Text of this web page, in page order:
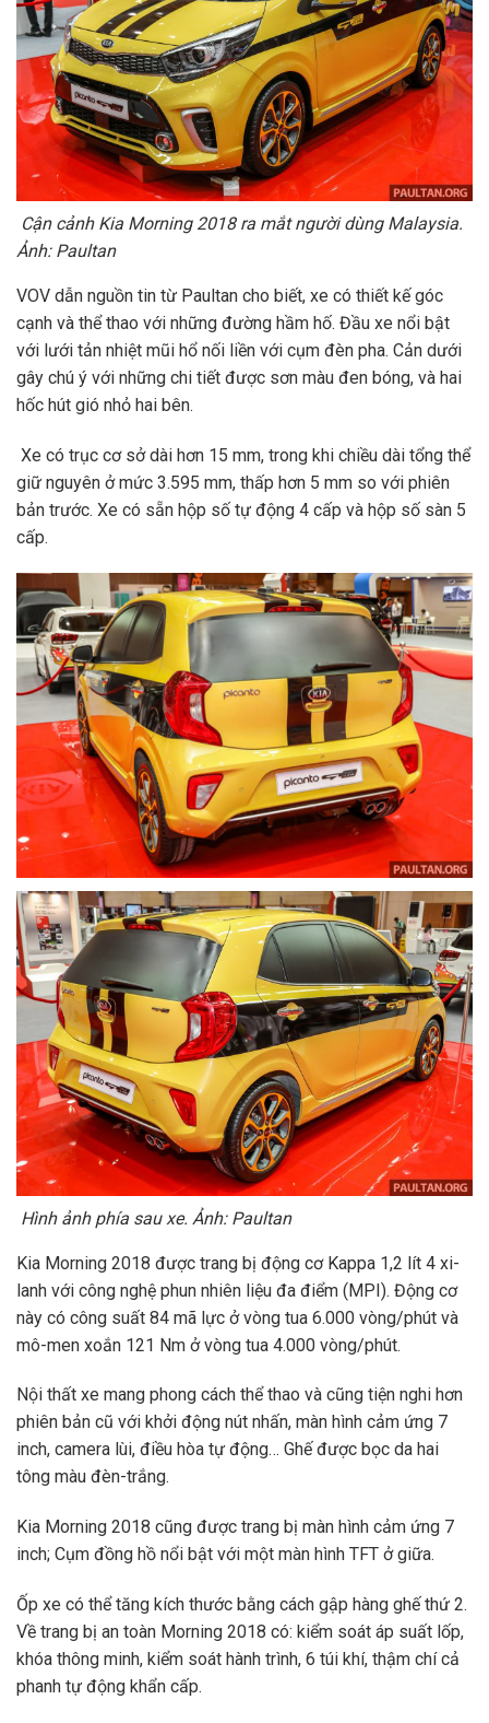
Cận cảnh Kia Morning 2018 ra mắt người dùng Malaysia.
Ảnh: Paultan
VOV dẫn nguồn tin từ Paultan cho biết, xe có thiết kế góc
cạnh và thể thao với những đường hầm hố. Đầu xe nổi bật
với lưới tản nhiệt mũi hổ nối liền với cụm đèn pha. Cản dưới
gây chú ý với những chi tiết được sơn màu đen bóng, và hai
hốc hút gió nhỏ hai bên.
Xe có trục cơ sở dài hơn 15 mm, trong khi chiều dài tổng thể
giữ nguyên ở mức 3.595 mm, thấp hơn 5 mm so với phiên
bản trước. Xe có sẵn hộp số tự động 4 cấp và hộp số sàn 5
cấp.
Hình ảnh phía sau xe. Ảnh: Paultan
Kia Morning 2018 được trang bị động cơ Kappa 1,2 lít 4 xi-
lanh với công nghệ phun nhiên liệu đa điểm (MPI). Động cơ
này có công suất 84 mã lực ở vòng tua 6.000 vòng/phút và
mô-men xoắn 121 Nm ở vòng tua 4.000 vòng/phút.
Nội thất xe mang phong cách thể thao và cũng tiện nghi hơn
phiên bản cũ với khởi động nút nhấn, màn hình cảm ứng 7
inch, camera lùi, điều hòa tự động… Ghế được bọc da hai
tông màu đèn-trắng.
Kia Morning 2018 cũng được trang bị màn hình cảm ứng 7
inch; Cụm đồng hồ nổi bật với một màn hình TFT ở giữa.
Ốp xe có thể tăng kích thước bằng cách gập hàng ghế thứ 2.
Về trang bị an toàn Morning 2018 có: kiểm soát áp suất lốp,
khóa thông minh, kiểm soát hành trình, 6 túi khí, thậm chí cả
phanh tự động khẩn cấp.